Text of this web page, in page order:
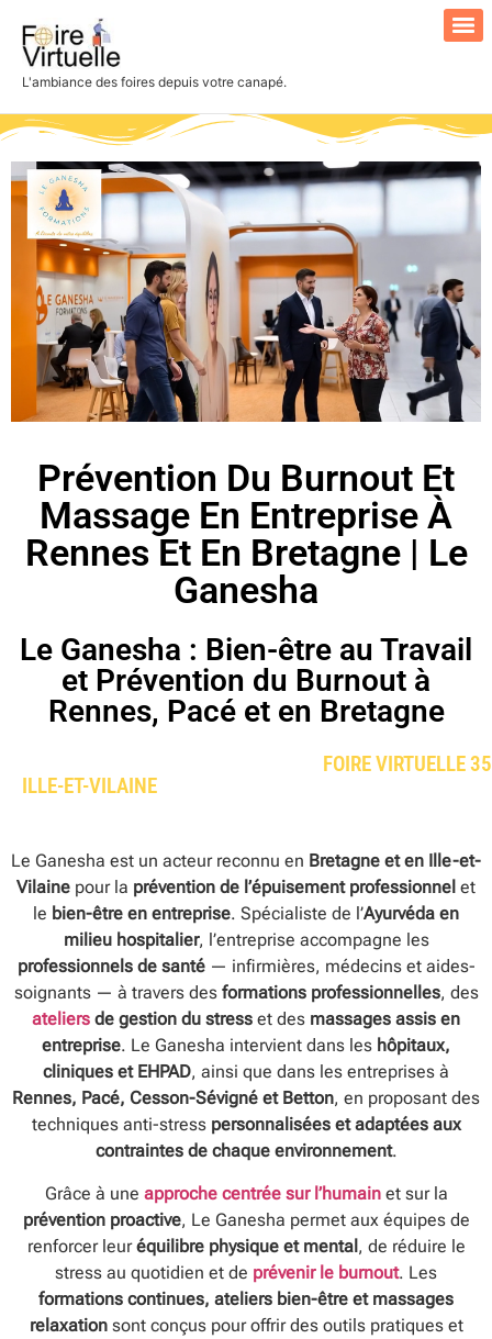
L'ambiance des foires depuis votre canapé.
Prévention Du Burnout Et
Massage En Entreprise À
Rennes Et En Bretagne | Le
Ganesha
Le Ganesha : Bien-être au Travail
et Prévention du Burnout à
Rennes, Pacé et en Bretagne
FOIRE VIRTUELLE 35
ILLE-ET-VILAINE
Le Ganesha est un acteur reconnu en Bretagne et en Ille-et-
Vilaine pour la prévention de l’épuisement professionnel et
le bien-être en entreprise. Spécialiste de l’Ayurvéda en
milieu hospitalier, l’entreprise accompagne les
professionnels de santé— infirmières, médecins et aides-
soignants — à travers des formations professionnelles, des
ateliers de gestion du stress et des massages assis en
entreprise. Le Ganesha intervient dans les hôpitaux,
cliniques et EHPAD, ainsi que dans les entreprises à
Rennes, Pacé, Cesson-Sévigné et Betton, en proposant des
techniques anti-stress personnalisées et adaptées aux
contraintes de chaque environnement.
Grâce à une approche centrée sur l’humainet sur la
prévention proactive, Le Ganesha permet aux équipes de
renforcer leuréquilibre physique et mental, de réduire le
stress au quotidien et de prévenir le burnout. Les
formations continues, ateliers bien-être et massages
relaxationsont conçus pour offrir des outils pratiques et